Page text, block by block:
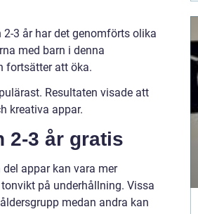
3 år har det genomförts olika
med barn i denna
fortsätter att öka.
Resultaten visade att
kreativa appar.
2-3 år gratis
appar kan vara mer
på underhållning. Vissa
medan andra kan